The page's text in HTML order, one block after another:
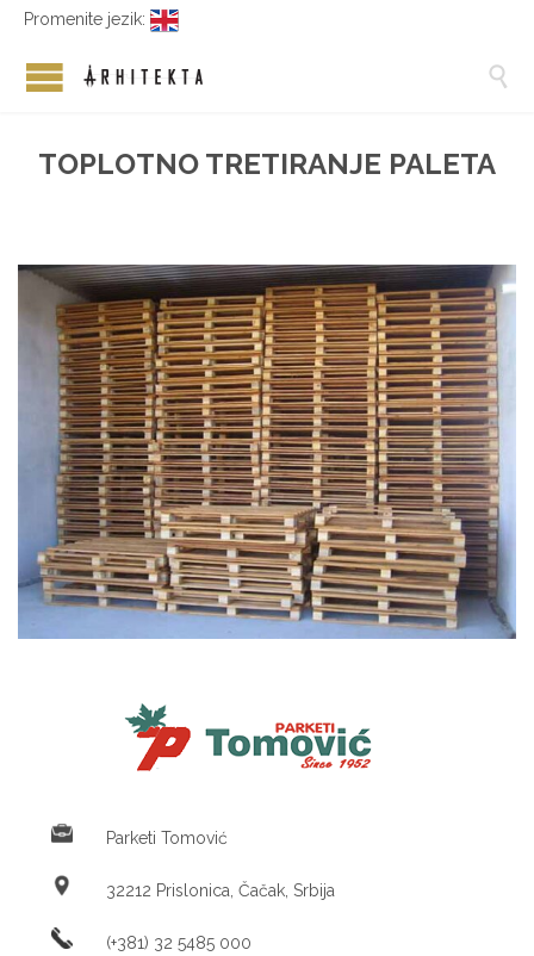
Promenite jezik:

TOPLOTNO TRETIRANJE PALETA
Parketi Tomović
32212 Prislonica, Čačak, Srbija
(+381) 32 5485 000